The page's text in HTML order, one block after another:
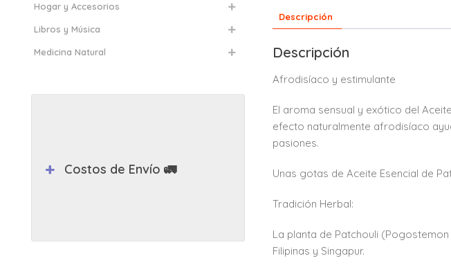
Descripción
Descripción
Afrodisíaco y estimulante
El aroma sensual y exótico del
efecto naturalmente afrodisíaco
pasiones.
Unas gotas de Aceite Esencial de
Tradición Herbal:
La planta de Patchouli
Filipinas y Singapur.
Hogar y Accesorios
Libros y Música
Medicina Natural
Costos de Envío 🚛